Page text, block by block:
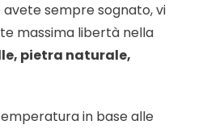
sempre sognato, vi
massima libertà nella
pietra naturale,
in base alle